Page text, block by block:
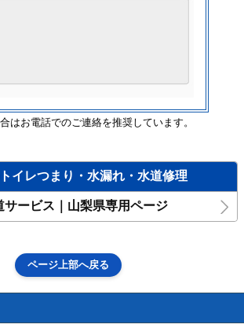
はお電話でのご連絡を推奨しています。
イレつまり・水漏れ・水道修理
サービス｜山梨県専用ページ
ページ上部へ戻る